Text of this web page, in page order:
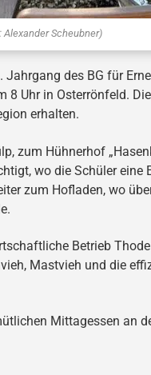
Alexander Scheubner)
des BG für
8 Uhr in Osterrönfeld.
erhalten.
zum Hühnerhof
wo die Schüler
zum Hofladen, wo
Betrieb
Mastvieh und die
Mittagessen an